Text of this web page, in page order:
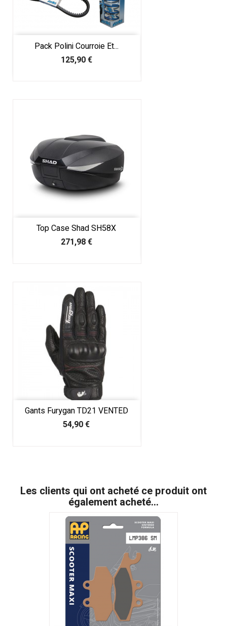
Pack Polini Courroie Et...
Prix
125,90 €
Top Case Shad SH58X
Prix
271,98 €
Gants Furygan TD21 VENTED
Prix
54,90 €
Les clients qui ont acheté ce produit ont
également acheté...